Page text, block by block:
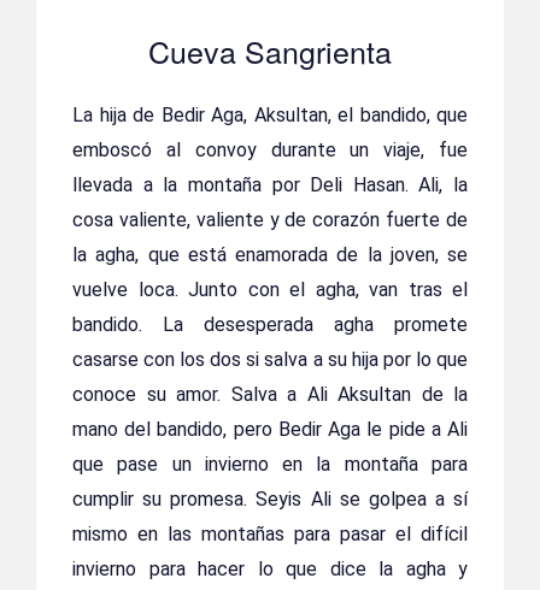
Cueva Sangrienta
La hija de Bedir Aga, Aksultan, el bandido, que
emboscó al convoy durante un viaje, fue
llevada a la montaña por Deli Hasan. Ali, la
cosa valiente, valiente y de corazón fuerte de
la agha, que está enamorada de la joven, se
vuelve loca. Junto con el agha, van tras el
bandido. La desesperada agha promete
casarse con los dos si salva a su hija por lo que
conoce su amor. Salva a Ali Aksultan de la
mano del bandido, pero Bedir Aga le pide a Ali
que pase un invierno en la montaña para
cumplir su promesa. Seyis Ali se golpea a sí
mismo en las montañas para pasar el difícil
invierno para hacer lo que dice la agha y